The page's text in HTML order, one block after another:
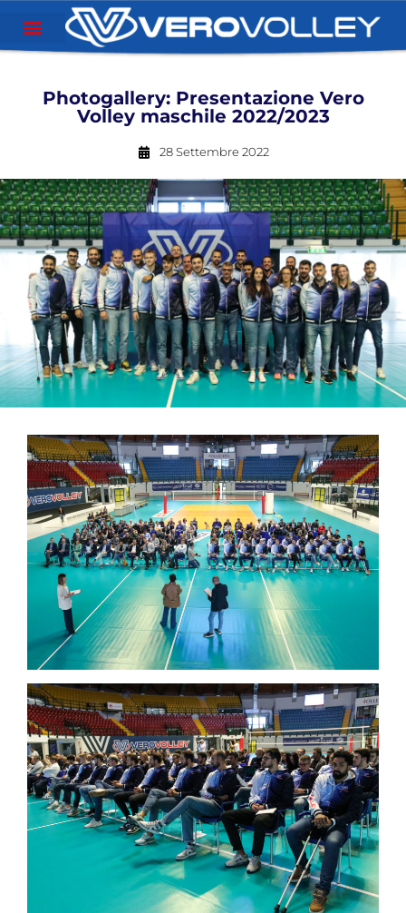
Photogallery: Presentazione Vero
Volley maschile 2022/2023
28 Settembre 2022